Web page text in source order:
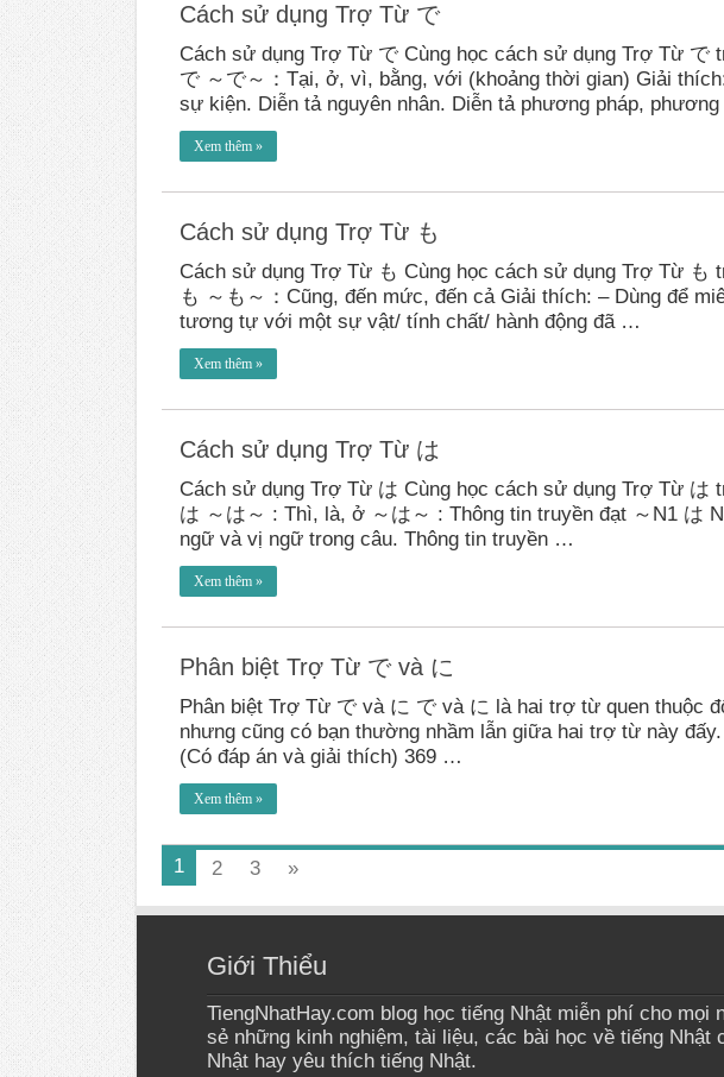
Cách sử dụng Trợ Từ で
Cách sử dụng Trợ Từ で Cùng học cách sử dụng Trợ Từ で
で ～で～：Tại, ở, vì, bằng, với (khoảng thời gian) Giải
sự kiện. Diễn tả nguyên nhân. Diễn tả phương pháp,
Xem thêm »
Cách sử dụng Trợ Từ も
Cách sử dụng Trợ Từ も Cùng học cách sử dụng Trợ Từ も
も ～も～：Cũng, đến mức, đến cả Giải thích: – Dùng để
tương tự với một sự vật/ tính chất/ hành động đã …
Xem thêm »
Cách sử dụng Trợ Từ は
Cách sử dụng Trợ Từ は Cùng học cách sử dụng Trợ Từ は
は ～は～ : Thì, là, ở ～は～ : Thông tin truyền đạt ～N1 は
ngữ và vị ngữ trong câu. Thông tin truyền …
Xem thêm »
Phân biệt Trợ Từ で và に
Phân biệt Trợ Từ で và に で và に là hai trợ từ quen thuộc
nhưng cũng có bạn thường nhầm lẫn giữa hai trợ từ này
(Có đáp án và giải thích) 369 …
Xem thêm »
1 2 3 »
Giới Thiểu
TiengNhatHay.com blog học tiếng Nhật miễn phí cho mọi
sẻ những kinh nghiệm, tài liệu, các bài học về tiếng Nhật
Nhật hay yêu thích tiếng Nhật.